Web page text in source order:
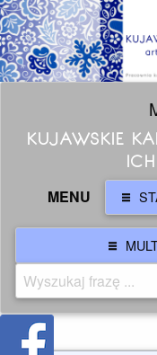
KUJAWSKIE
MENU